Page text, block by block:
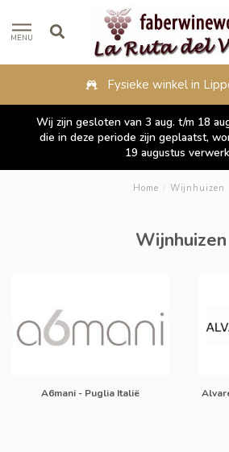
MENU
Fysieke winkel in
Wij zijn gesloten van 3 aug. t/m 18
die in deze periode zijn geplaatst,
19 augustus
Home / Wijnhuizen
Wijnhuizen
A6mani - Puglia Italië